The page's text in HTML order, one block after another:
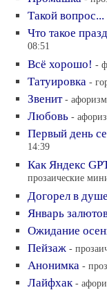
Такой вопрос...
Что такое
08:51
Всё хорошо! -
Татуировка -
Звенит -
Любовь -
Первый день
14:39
Как Яндекс
прозаические
Догорел в
Январь
Ожидание
Пейзаж -
Анонимка -
Лайфхак -